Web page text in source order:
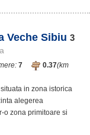
Veche Sibiu 3
7 0.37(km
in zona istorica
alegerea
o zona primitoare si